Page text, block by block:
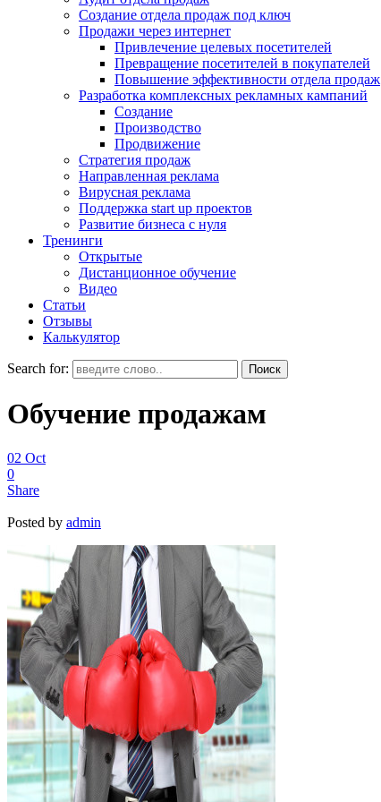
Создание отдела продаж под ключ
Продажи через интернет
Привлечение целевых посетителей
Превращение посетителей в покупателей
Повышение эффективности отдела продаж
Разработка комплексных рекламных кампаний
Создание
Производство
Продвижение
Стратегия продаж
Направленная реклама
Вирусная реклама
Поддержка start up проектов
Развитие бизнеса с нуля
Тренинги
Открытые
Дистанционное обучение
Видео
Статьи
Отзывы
Калькулятор
Search for:
Обучение продажам
02 Oct
0
Share
Posted by admin